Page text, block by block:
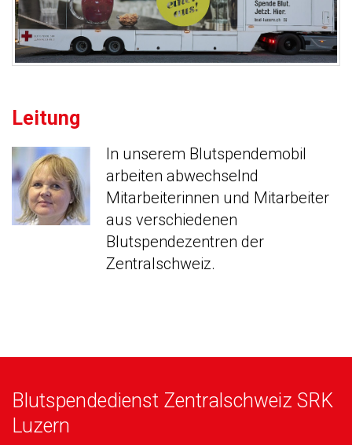
Blutspendedienst Zentralschweiz SRK
Luzern